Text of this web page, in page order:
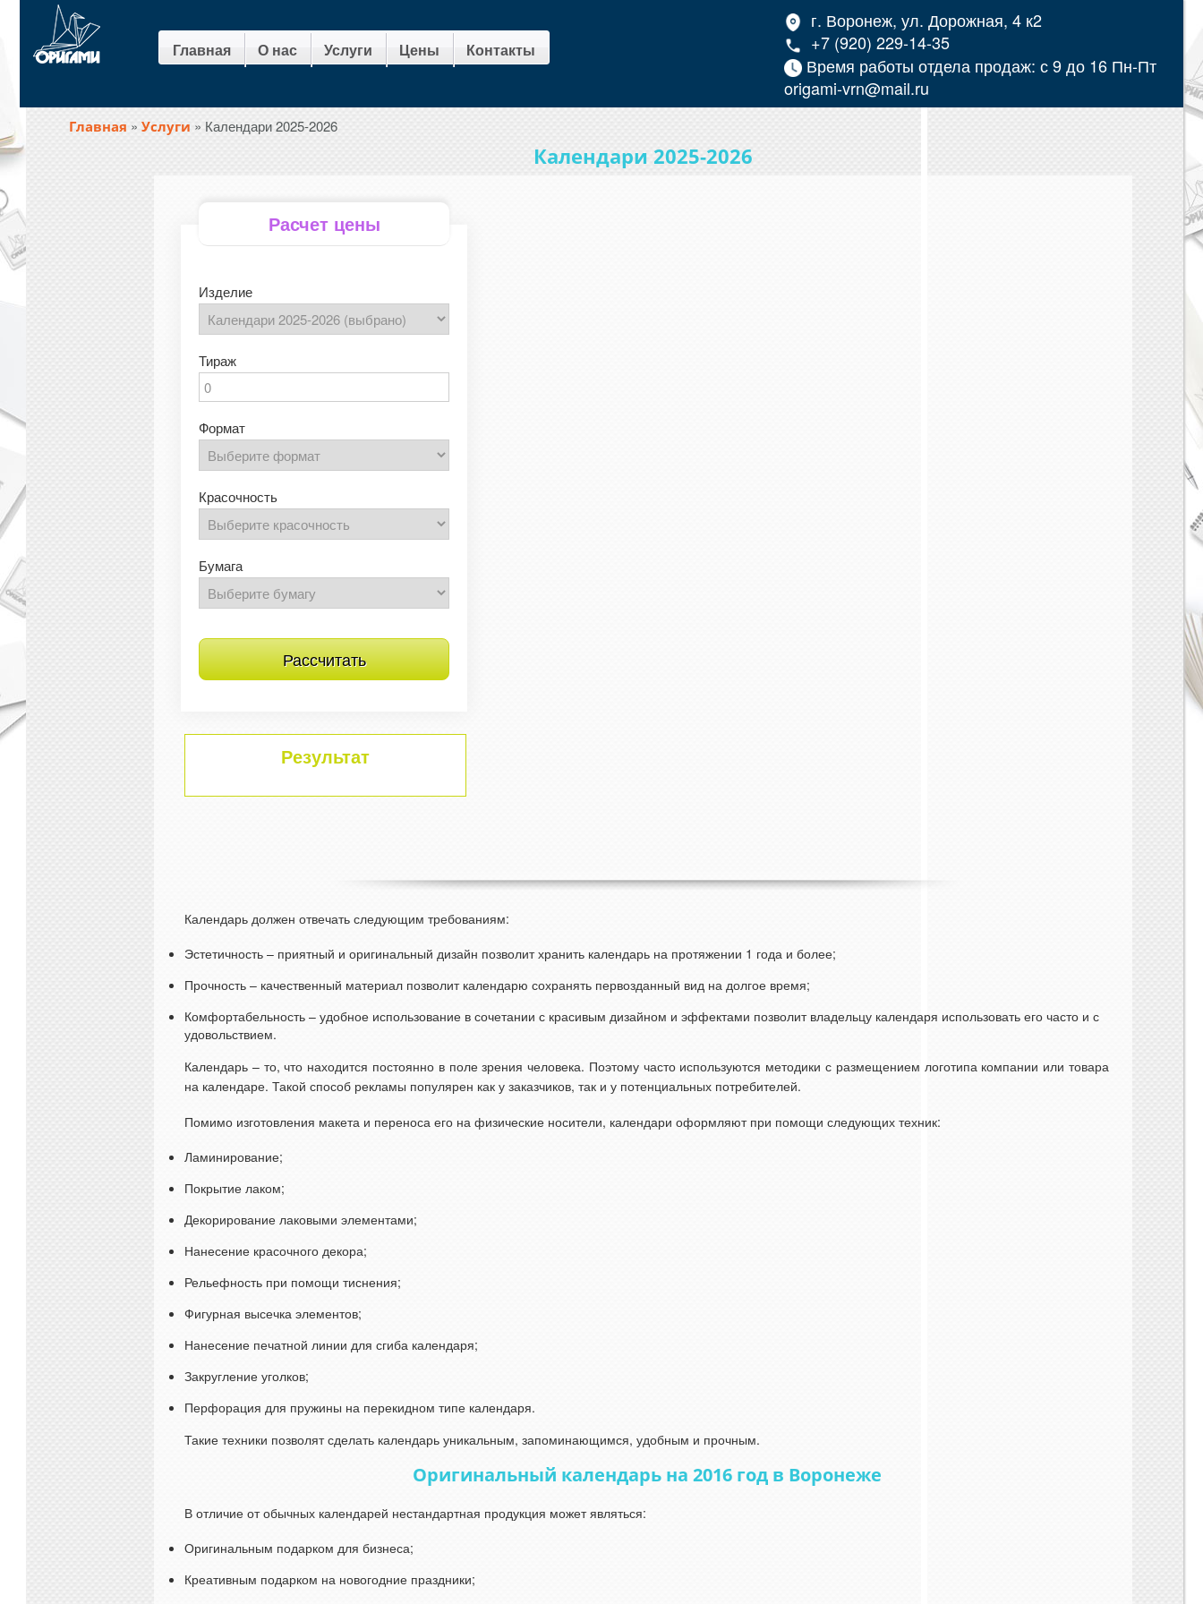
Главная О нас Услуги Цены Контакты
г. Воронеж, ул. Дорожная, 4 к2
+7 (920) 229-14-35
Время работы отдела продаж: с 9 до 16 Пн-Пт
origami-vrn@mail.ru
Главная » Услуги » Календари 2025-2026
Календари 2025-2026
Расчет цены
Изделие
Тираж
Формат
Красочность
Бумага
Результат
Календарь должен отвечать следующим требованиям:
Эстетичность – приятный и оригинальный дизайн позволит хранить календарь на протяжении 1 года и более;
Прочность – качественный материал позволит календарю сохранять первозданный вид на долгое время;
Комфортабельность – удобное использование в сочетании с красивым дизайном и эффектами позволит владельцу календаря использовать его часто и с
удовольствием.
Календарь – то, что находится постоянно в поле зрения человека. Поэтому часто используются методики с размещением логотипа компании или товара
на календаре. Такой способ рекламы популярен как у заказчиков, так и у потенциальных потребителей.
Помимо изготовления макета и переноса его на физические носители, календари оформляют при помощи следующих техник:
Ламинирование;
Покрытие лаком;
Декорирование лаковыми элементами;
Нанесение красочного декора;
Рельефность при помощи тиснения;
Фигурная высечка элементов;
Нанесение печатной линии для сгиба календаря;
Закругление уголков;
Перфорация для пружины на перекидном типе календаря.
Такие техники позволят сделать календарь уникальным, запоминающимся, удобным и прочным.
Оригинальный календарь на 2016 год в Воронеже
В отличие от обычных календарей нестандартная продукция может являться:
Оригинальным подарком для бизнеса;
Креативным подарком на новогодние праздники;